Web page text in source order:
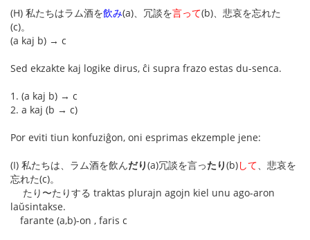
(H) 私たちはラム酒を飲み(a)、冗談を言って(b)、悲哀を忘れた
(c)。
(a kaj b) → c
Sed ekzakte kaj logike dirus, ĉi supra frazo estas du-senca.
1. (a kaj b) → c
2. a kaj (b → c)
Por eviti tiun konfuziĝon, oni esprimas ekzemple jene:
(I) 私たちは、ラム酒を飲んだり(a)冗談を言ったり(b)して 、悲哀を
忘れた(c)。
たり〜たりする traktas plurajn agojn kiel unu ago-aron
laŭsintakse.
farante (a,b)-on , faris c